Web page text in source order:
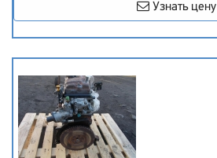
Узнать цену